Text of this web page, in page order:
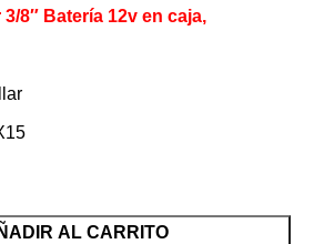
8″ Batería 12v en caja,
AL CARRITO